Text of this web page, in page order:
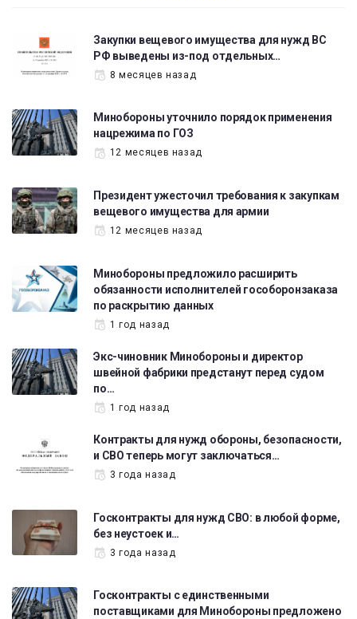
Закупки вещевого имущества для нужд ВС
РФ выведены из-под отдельных…
8 месяцев назад
Минобороны уточнило порядок применения
нацрежима по ГОЗ
12 месяцев назад
Президент ужесточил требования к закупкам
вещевого имущества для армии
12 месяцев назад
Минобороны предложило расширить
обязанности исполнителей гособоронзаказа
по раскрытию данных
1 год назад
Экс-чиновник Минобороны и директор
швейной фабрики предстанут перед судом
по…
1 год назад
Контракты для нужд обороны, безопасности,
и СВО теперь могут заключаться…
3 года назад
Госконтракты для нужд СВО: в любой форме,
без неустоек и…
3 года назад
Госконтракты с единственными
поставщиками для Минобороны предложено